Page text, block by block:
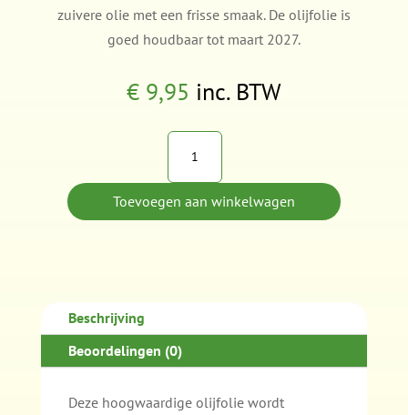
zuivere olie met een frisse smaak. De olijfolie is
goed houdbaar tot maart 2027.
€9,95 inc. BTW
Olio
Oliva
aantal
Toevoegen aan winkelwagen
Beschrijving
Beoordelingen (0)
Deze hoogwaardige olijfolie wordt